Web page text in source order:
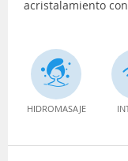
acristalamiento
HIDROMASAJE